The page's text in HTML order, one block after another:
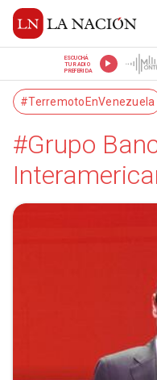
ESCUCHÁ
TU RADIO
PREFERIDA
#TerremotoEnVenezuela
#Grupo